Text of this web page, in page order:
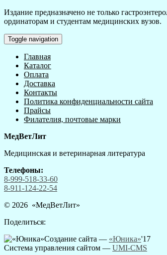
Издание предназначено не только
ординаторам и студентам медицинских вузов.
Toggle navigation
Главная
Каталог
Оплата
Доставка
Контакты
Политика конфиденциальности сайта
Прайсы
Филателия, почтовые марки
МедВетЛит
Медицинская и ветеринарная литература
Телефоны:
8-999-518-33-60
8-911-124-22-54
© 2026 «МедВетЛит»
Поделиться:
Создание сайта — «Юника»'17
Система управления сайтом — UMI-CMS